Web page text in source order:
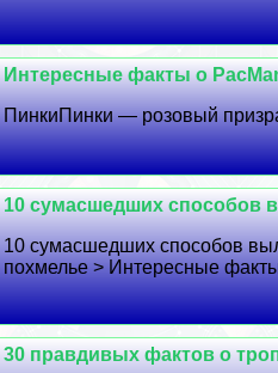
Интересные факты о
ПинкиПинки — розовый
10 cyмacшедших способов
10 cyмacшедших способов
похмелье > Интересные
30 правдивых фактов о